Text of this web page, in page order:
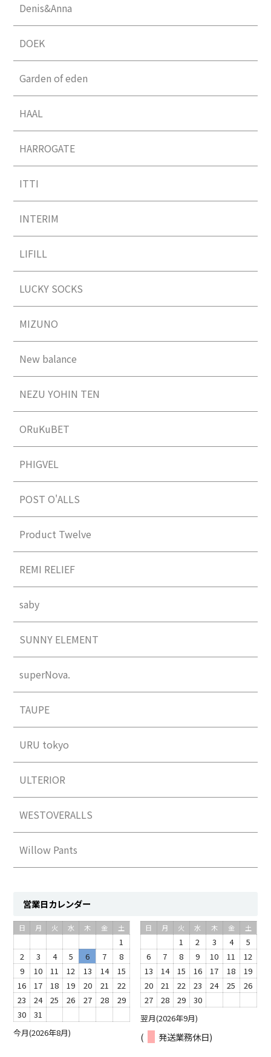
Denis&Anna
DOEK
Garden of eden
HAAL
HARROGATE
ITTI
INTERIM
LIFILL
LUCKY SOCKS
MIZUNO
New balance
NEZU YOHIN TEN
ORuKuBET
PHIGVEL
POST O'ALLS
Product Twelve
REMI RELIEF
saby
SUNNY ELEMENT
superNova.
TAUPE
URU tokyo
ULTERIOR
WESTOVERALLS
Willow Pants
営業日カレンダー
今月(2026年8月)
日 月 火 水 木 金 土
1
2
3 4 5 6 7
8
9
10 11 12 13 14
15
16
17 18 19 20 21
22
23
24 25 26 27 28
29
30
31 翌月(2026年9月)
日 月 火 水 木 金 土
1 2 3 4
5
6
7 8 9 10 11
12
13
14 15 16 17 18
19
20
21 22 23 24 25
26
27
28 29 30
( 発送業務休日)